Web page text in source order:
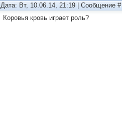
Дата: Вт, 10.06.14, 21:19 | Сообщение #
Коровья кровь играет роль?